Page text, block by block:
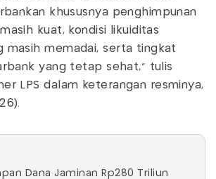
khususnya penghimpunan
kuat, kondisi likuiditas
masih memadai, serta tingkat
yang tetap sehat,” tulis
LPS dalam keterangan resminya,
Dana Jaminan Rp280 Triliun